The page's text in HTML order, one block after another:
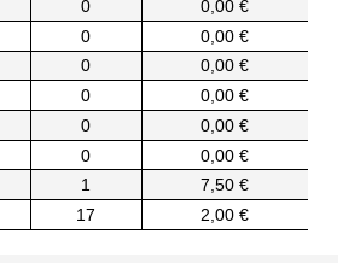
0
0,00 €
0
0,00 €
0
0,00 €
0
0,00 €
0
0,00 €
0
0,00 €
1
7,50 €
17 2,00 €